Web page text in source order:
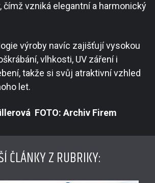
čímž vzniká elegantní a harmonický
výroby navíc zajišťují vysokou
vlhkosti, UV záření i
takže si svůj atraktivní vzhled
let.
FOTO: Archiv Firem
ČLÁNKY Z RUBRIKY: